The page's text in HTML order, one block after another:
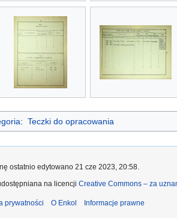
: Teczki do opracowania
ostatnio edytowano 21 cze 2023, 20:58.
na licencji Creative Commons – za
prywatności O Enkol Informacje prawne